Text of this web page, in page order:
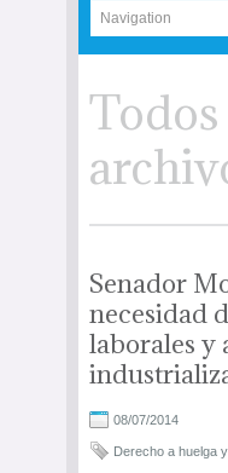
Senador
necesidad
laborales y
08/07/2014
Derecho a huelga